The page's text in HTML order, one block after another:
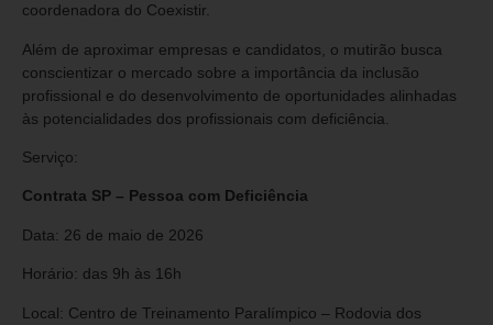
coordenadora do Coexistir.
Além de aproximar empresas e candidatos, o mutirão busca
conscientizar o mercado sobre a importância da inclusão
profissional e do desenvolvimento de oportunidades alinhadas
às potencialidades dos profissionais com deficiência.
Serviço:
Contrata SP – Pessoa com Deficiência
Data: 26 de maio de 2026
Horário: das 9h às 16h
Local: Centro de Treinamento Paralímpico – Rodovia dos